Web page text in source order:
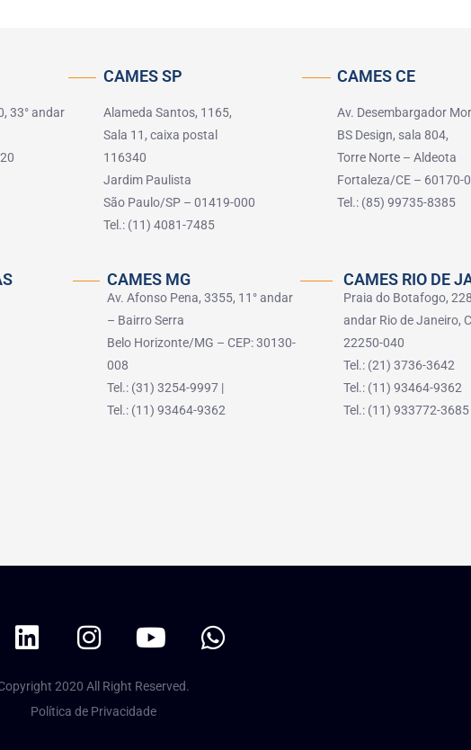
33° andar
CAMES SP
Alameda Santos, 1165,
Sala 11, caixa postal
116340
Jardim Paulista
São Paulo/SP – 01419-000
Tel.: (11) 4081-7485
CAMES CE
Av. Desembargador
BS Design, sala 804,
Torre Norte – Aldeota
Fortaleza/CE – 60170-
Tel.: (85) 99735-8385
CAMES MG
Av. Afonso Pena, 3355, 11° andar
– Bairro Serra
Belo Horizonte/MG – CEP: 30130-
008
Tel.: (31) 3254-9997 |
Tel.: (11) 93464-9362
CAMES RIO DE
Praia do Botafogo,
andar Rio de Janeiro,
22250-040
Tel.: (21) 3736-3642
Tel.: (11) 93464-9362
Tel.: (11) 933772-3685
2020 All Right Reserved.
Política de Privacidade